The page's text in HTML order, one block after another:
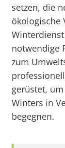
setzen, die
ökologische
notwendige
zum
gerüstet,
Winters in
begegnen.